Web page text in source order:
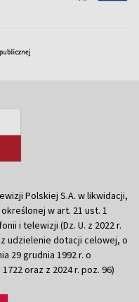
Polskiej S.A. w likwidacji,
w art. 21 ust. 1
i telewizji (Dz. U. z 2022 r.
udzielenie dotacji celowej, o
29 grudnia 1992 r. o
oraz z 2024 r. poz. 96)